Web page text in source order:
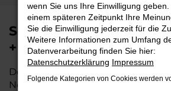
Seat Arona Neuwagen
+ Koch für Nordenham
Der Seat Arona ist die perfekte
Nordenham einen Neuwagen
wenn Sie uns Ihre Einwilligung
einem späteren Zeitpunkt Ihre
Sie die Einwilligung jederzeit für die
Weitere Informationen zum Umfang
Datenverarbeitung finden Sie hier:
Datenschutzerklärung Impressum
Folgende Kategorien von Cookies werden